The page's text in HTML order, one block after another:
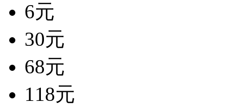
6元
30元
68元
118元